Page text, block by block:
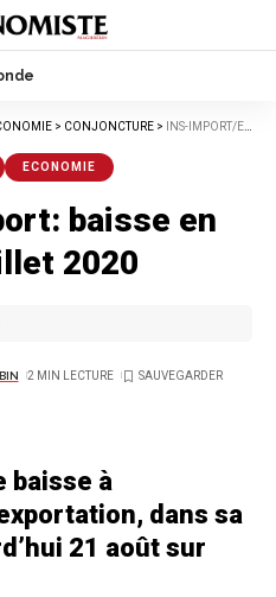
> CONJONCTURE > INS-IMPORT/EXPORT: BAISSE EN VOLUME À FIN JUILLET 2020
ECONOMIE
baisse en
2020
2 MIN LECTURE
baisse à
dans sa
21 août sur